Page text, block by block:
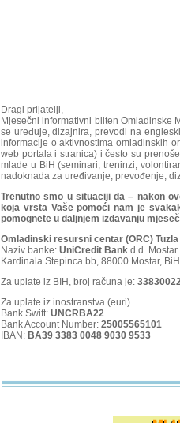
Dragi prijatelji,
Mjesečni informativni bilten Omladinske
se uređuje, dizajnira, prevodi na
informacije o aktivnostima omladinskih
web portala i stranica) i često su
mlade u BiH (seminari, treninzi,
nadoknada za uređivanje, prevođenje,
Trenutno smo u situaciji da – nakon
koja vrsta Vaše pomoći nam je
pomognete u daljnjem izdavanju
Omladinski resursni centar (ORC) Tuzla
Naziv banke: UniCredit Bank d.d. Mostar
Kardinala Stepinca bb, 88000 Mostar, BiH
Za uplate iz BIH, broj računa je:
Za uplate iz inostranstva (euri)
Bank Swift: UNCRBA22
Bank Account Number: 25005565101
IBAN: BA39 3383 0048 9030 9533